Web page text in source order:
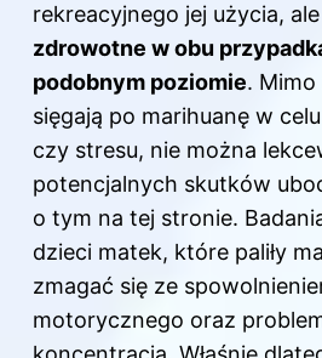
rekreacyjnego jej użycia, ale
zdrowotne w obu
podobnym poziomie.
sięgają po marihuanę w
czy stresu, nie można
potencjalnych skutków
o tym na tej stronie.
dzieci matek, które paliły
zmagać się ze
motorycznego oraz